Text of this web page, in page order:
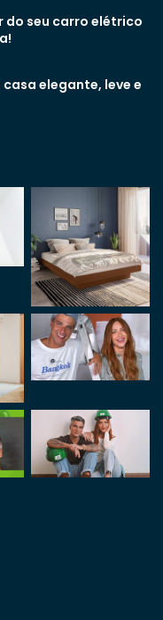
do seu carro elétrico
elegante, leve e